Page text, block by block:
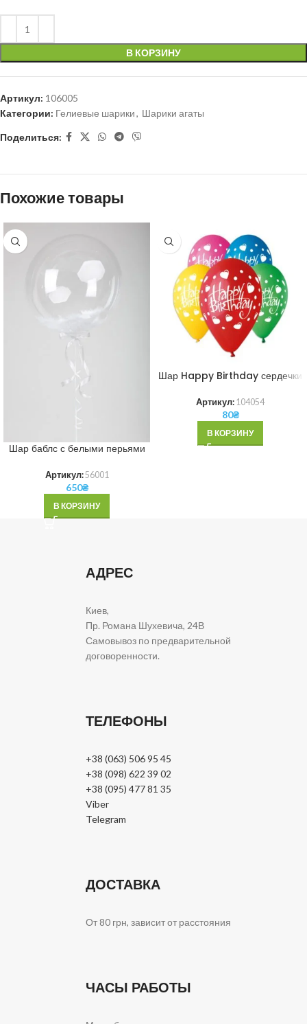
В КОРЗИНУ
Артикул: 106005
Категории: Гелиевые шарики, Шарики агаты
Поделиться:
Похожие товары
Шар баблс с белыми перьями
Артикул:56001
650₴
В КОРЗИНУ
Шар Happy Birthday сердечки
Артикул: 104054
80₴
В КОРЗИНУ
АДРЕС
Киев,
Пр. Романа Шухевича, 24В
Самовывоз по предварительной
договоренности.
ТЕЛЕФОНЫ
+38 (063) 506 95 45
+38 (098) 622 39 02
+38 (095) 477 81 35
Viber
Telegram
ДОСТАВКА
От 80 грн, зависит от расстояния
ЧАСЫ РАБОТЫ